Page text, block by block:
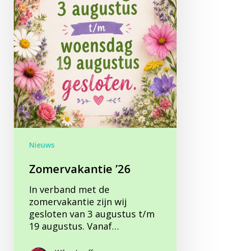
Nieuws
Zomervakantie ’26
In verband met de
zomervakantie zijn wij
gesloten van 3 augustus t/m
19 augustus. Vanaf…